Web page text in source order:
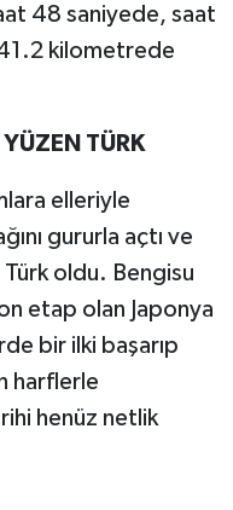
48 saniyede, saat
kilometrede
TÜRK
elleriyle
gururla açtı ve
Türk oldu. Bengisu
etap olan Japonya
bir ilki başarıp
harflerle
henüz netlik